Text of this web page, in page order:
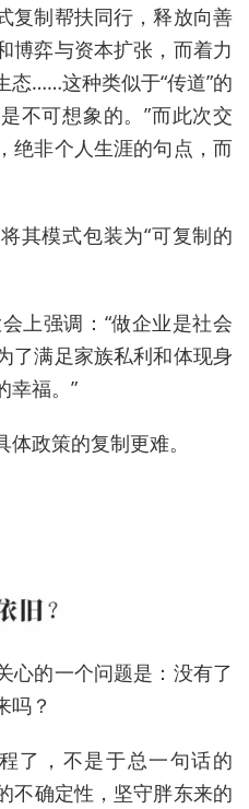
复制帮扶同行，释放向善
博弈与资本扩张，而着力
态……这种类似于“传道”的
不可想象的。”而此次交
绝非个人生涯的句点，而
其模式包装为“可复制的
上强调：“做企业是社会
了满足家族私利和体现身
幸福。”
政策的复制更难。
心的一个问题是：没有了
吗？
了，不是于总一句话的
不确定性，坚守胖东来的